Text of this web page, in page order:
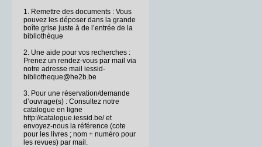
1. Remettre des documents : Vous
pouvez les déposer dans la grande
boîte grise juste à de l’entrée de la
bibliothèque
2. Une aide pour vos recherches :
Prenez un rendez-vous par mail via
notre adresse mail iessid-
bibliotheque@he2b.be
3. Pour une réservation/demande
d’ouvrage(s) : Consultez notre
catalogue en ligne
http://catalogue.iessid.be/ et
envoyez-nous la référence (cote
pour les livres ; nom + numéro pour
les revues) par mail.